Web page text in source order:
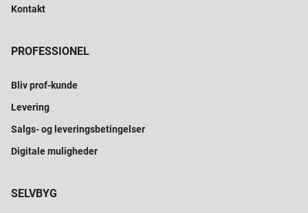
Kontakt
PROFESSIONEL
Bliv prof-kunde
Levering
Salgs- og leveringsbetingelser
Digitale muligheder
SELVBYG